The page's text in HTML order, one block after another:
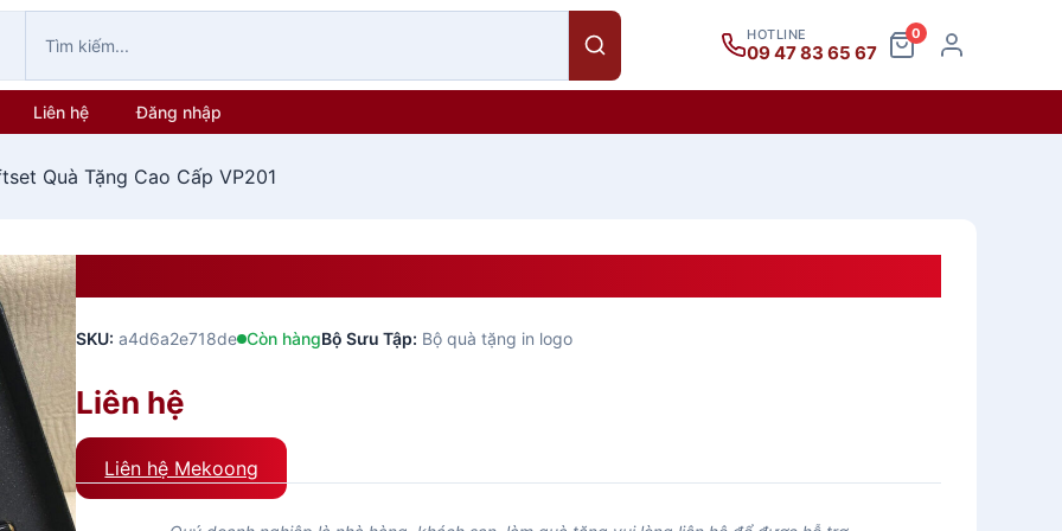
HOTLINE
09 47 83 65 67
0
Liên hệ Đăng nhập
Quà Tặng Cao Cấp VP201
SKU: a4d6a2e718de Còn hàngBộ Sưu Tập: Bộ quà tặng in logo
Liên hệ
Liên hệ Mekoong